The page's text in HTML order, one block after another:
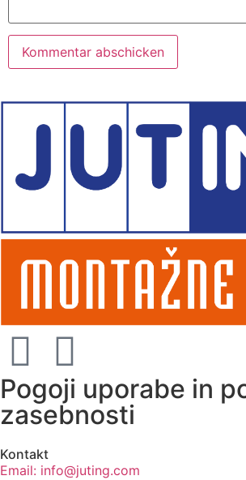
Pogoji uporabe in
zasebnosti
Kontakt
Email: info@juting.com